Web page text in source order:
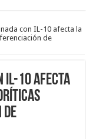
con IL-10 afecta la
de
IL-10 afecta